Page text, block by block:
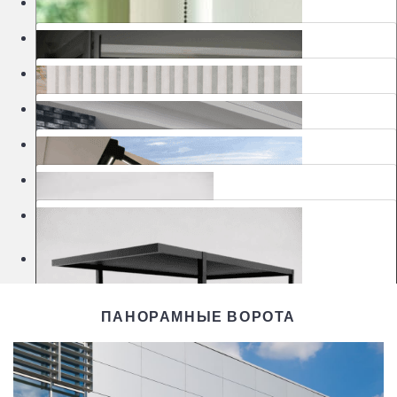
Kлассические роллеты
Автоматические рулонные шторы MOTIONBLINDS
Рамочные москитные сетки
Шторы с вертикальными полосами
Гаражные ворота
Маркизы
Перголы
Биоклиматические перголы
ПАНОРАМНЫЕ ВОРОТА